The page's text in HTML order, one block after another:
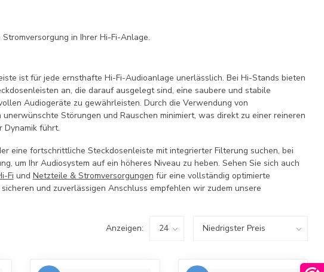
in Ihrer Hi-Fi-Anlage.
ist für jede ernsthafte Hi-Fi-Audioanlage unerlässlich. Bei Hi-Stands bieten
an, die darauf ausgelegt sind, eine saubere und stabile
Audiogeräte zu gewährleisten. Durch die Verwendung von
Störungen und Rauschen minimiert, was direkt zu einer reineren
Dynamik führt.
eine fortschrittliche Steckdosenleiste mit integrierter Filterung suchen, bei
um Ihr Audiosystem auf ein höheres Niveau zu heben. Sehen Sie sich auch
Fi und Netzteile & Stromversorgungen für eine vollständig optimierte
und zuverlässigen Anschluss empfehlen wir zudem unsere
Anzeigen: